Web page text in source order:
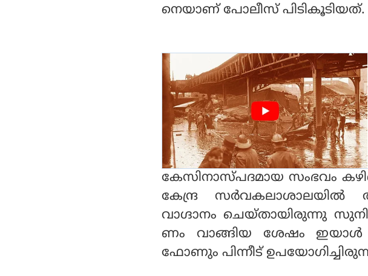
നെയാണ് പോലീസ് പിടികൂടിയത്.
കേസിനാസ്പദമായ സംഭവം
കേന്ദ്ര സർവകലാശാലയിൽ
വാഗ്ദാനം ചെയ്തായിരുന്നു
ണം വാങ്ങിയ ശേഷം
ഫോണും പിന്നീട്